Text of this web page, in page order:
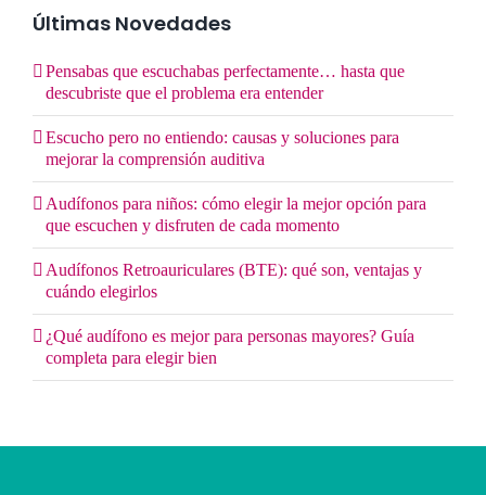
Últimas Novedades
Pensabas que escuchabas perfectamente… hasta que
descubriste que el problema era entender
Escucho pero no entiendo: causas y soluciones para
mejorar la comprensión auditiva
Audífonos para niños: cómo elegir la mejor opción para
que escuchen y disfruten de cada momento
Audífonos Retroauriculares (BTE): qué son, ventajas y
cuándo elegirlos
¿Qué audífono es mejor para personas mayores? Guía
completa para elegir bien